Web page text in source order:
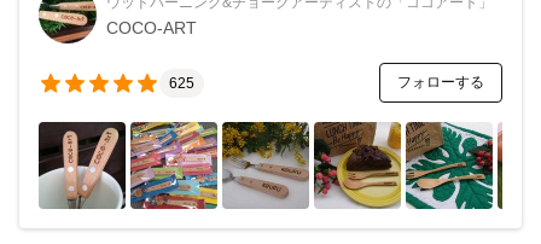
COCO-ART
625 フォローする